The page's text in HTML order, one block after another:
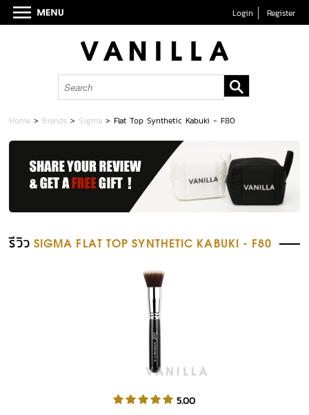
Login Register
Home > Brands > Sigma >Flat Top Synthetic Kabuki - F80
รีวิว SIGMA FLAT TOP SYNTHETIC KABUKI - F80
5.00